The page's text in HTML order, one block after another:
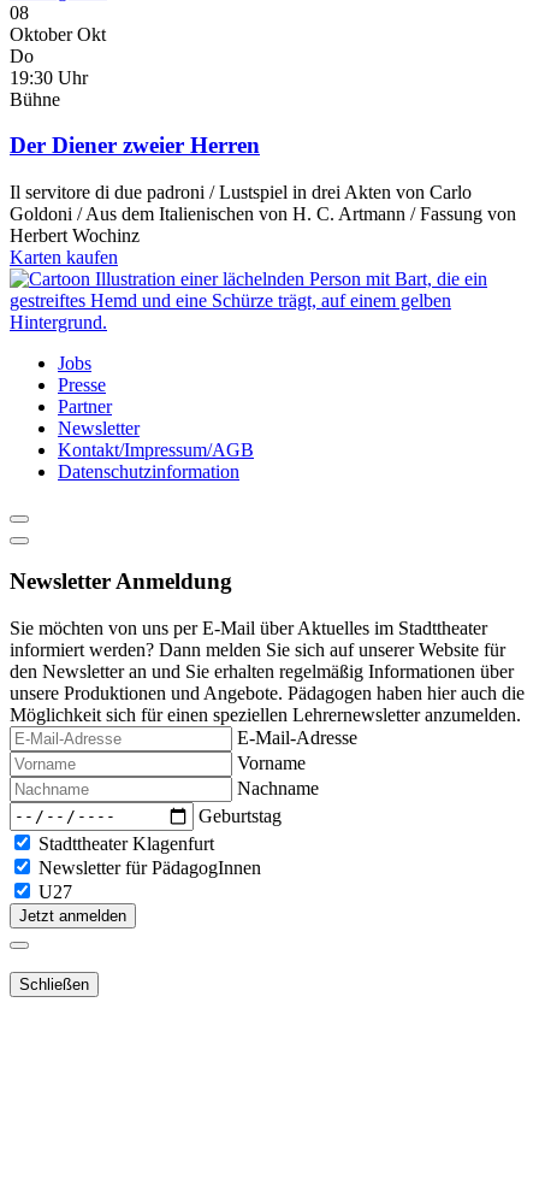
08
Oktober Okt
Do
19:30 Uhr
Bühne
Der Diener zweier Herren
Il servitore di due padroni / Lustspiel in drei Akten von Carlo
Goldoni / Aus dem Italienischen von H. C. Artmann / Fassung von
Herbert Wochinz
Karten kaufen
Jobs
Presse
Partner
Newsletter
Kontakt/Impressum/AGB
Datenschutzinformation
Newsletter Anmeldung
Sie möchten von uns per E-Mail über Aktuelles im Stadttheater
informiert werden? Dann melden Sie sich auf unserer Website für
den Newsletter an und Sie erhalten regelmäßig Informationen über
unsere Produktionen und Angebote. Pädagogen haben hier auch die
Möglichkeit sich für einen speziellen Lehrernewsletter anzumelden.
E-Mail-Adresse
Vorname
Nachname
Geburtstag
Stadttheater Klagenfurt
Newsletter für PädagogInnen
U27
Jetzt anmelden
Schließen